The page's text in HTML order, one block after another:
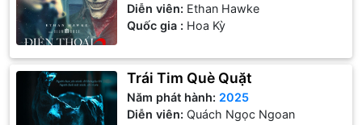
Diễn viên: Ethan Hawke
Quốc gia : Hoa Kỳ
Trái Tim Què Quặt
Năm phát hành: 2025
Diễn viên:Quách Ngọc Ngoan